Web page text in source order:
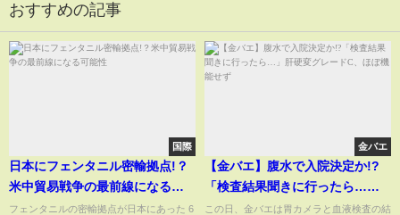
おすすめの記事
国際
日本にフェンタニル密輸拠点!？
米中貿易戦争の最前線になる可
能性
フェンタニルの密輸拠点が日本にあった 6
金バエ
【金バエ】腹水で入院決定か!?
「検査結果聞きに行ったら…」
肝硬変グレードC、ほぼ機能せず
この日、金バエは胃カメラと血液検査の結